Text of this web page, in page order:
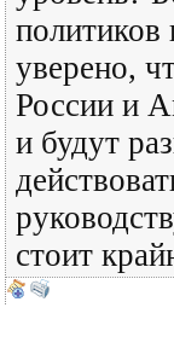
политиков
уверено,
России и
и будут
стоит